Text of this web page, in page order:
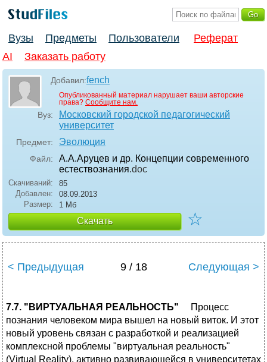
Вузы Предметы Пользователи
Реферат
AI
Заказать работу
Добавил:fench
Опубликованный материал нарушает ваши авторские
права? Сообщите нам.
Вуз:
Московский городской педагогический
университет
Предмет: Эволюция
Файл:
А.А.Аруцев и др. Концепции современного
естествознания.doc
Скачиваний:
85
Добавлен:
08.09.2013
Размер:
1 Мб
Скачать ☆
< Предыдущая 9 / 18 Следующая >
7.7. "ВИРТУАЛЬНАЯ РЕАЛЬНОСТЬ" Процесс
познания человеком мира вышел на новый виток. И этот
новый уровень связан с разработкой и реализацией
комплексной проблемы "виртуальная реальность"
(Virtual Reality), активно развивающейся в университетах